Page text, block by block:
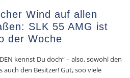
Wind auf allen
SLK 55 AMG ist
der Woche
DEN kennst Du doch“ – also, sowohl den
auch den Besitzer! Gut, soo viele